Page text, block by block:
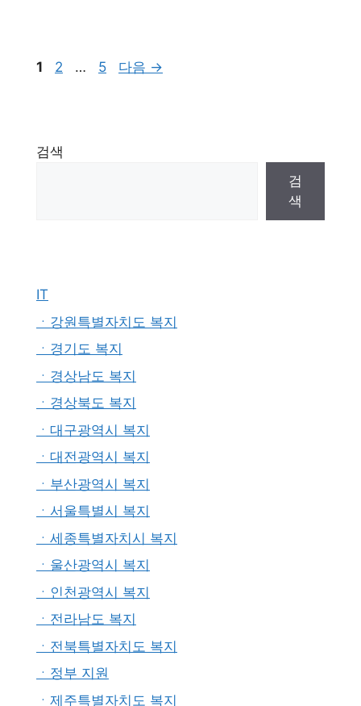
페
1
페
2 …
페
5 다음 →
검색
검
색
IT
ㆍ강원특별자치도 복지
ㆍ경기도 복지
ㆍ경상남도 복지
ㆍ경상북도 복지
ㆍ대구광역시 복지
ㆍ대전광역시 복지
ㆍ부산광역시 복지
ㆍ서울특별시 복지
ㆍ세종특별자치시 복지
ㆍ울산광역시 복지
ㆍ인천광역시 복지
ㆍ전라남도 복지
ㆍ전북특별자치도 복지
ㆍ정부 지원
ㆍ제주특별자치도 복지